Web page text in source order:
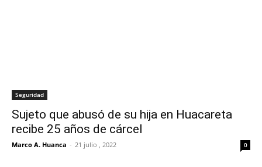
Seguridad
Sujeto que abusó de su hija en Huacareta
recibe 25 años de cárcel
Marco A. Huanca - 21 julio , 2022 0